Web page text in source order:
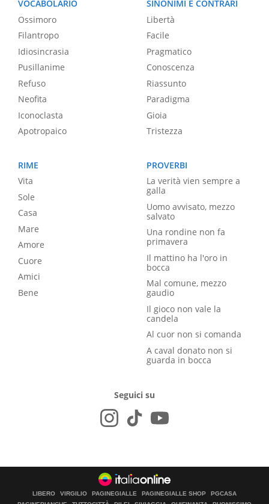
VOCABOLARIO
Ossimoro
Filantropo
Idiosincrasia
Pusillanime
Refuso
Neofita
Iconoclasta
Apotropaico
SINONIMI E CONTRARI
Libertà
Facile
Pragmatico
Conoscenza
Riassunto
Paradigma
Gioia
Tristezza
RIME
Vita
Sole
Casa
Mare
Amore
Cuore
Amici
Bene
PROVERBI
La verità vien sempre a
galla
Uomo avvisato, mezzo
salvato
Una rondine non fa
primavera
Il mattino ha l'oro in
bocca
Mal comune, mezzo
gaudio
Il gioco non vale la
candela
Al cuor non si comanda
A caval donato non si
guarda in bocca
Seguici su
LIBERO VIRGILIO PAGINEGIALLE PAGINEGIALLE SHOP
PGCASA